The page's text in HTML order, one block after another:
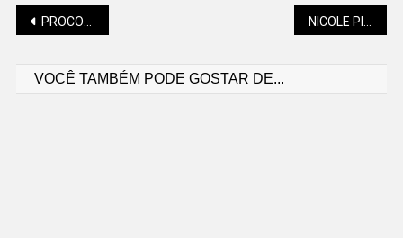
Navegação
PROCON ALERTA SOBRE OS PRINCIPAIS GOLPES DE VERÃO
VOCÊ TAMBÉM PODE GOSTAR DE...